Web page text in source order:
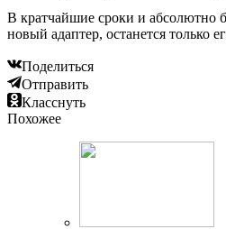
В кратчайшие сроки и абсолютно
новый адаптер, останется только
Поделиться
Отправить
Класснуть
Похожее